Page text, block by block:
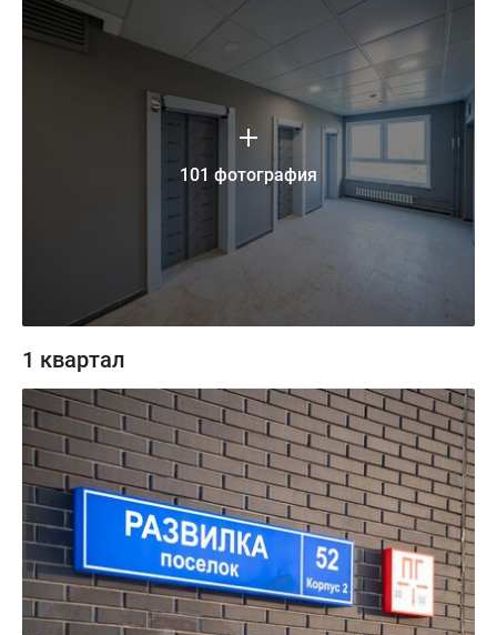
101 фотография
1 квартал